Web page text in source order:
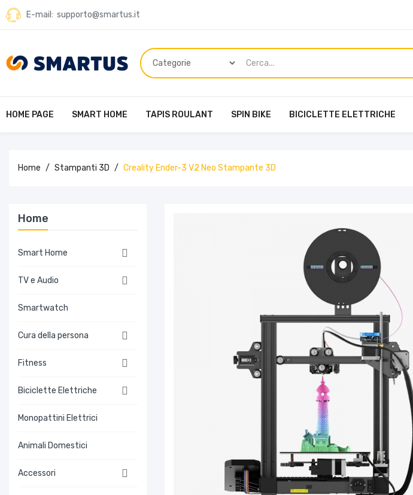
E-mail: supporto@smartus.it
HOME PAGE SMART HOME TAPIS ROULANT SPIN BIKE BICICLETTE ELETTRICHE
Home Stampanti 3D Creality Ender-3 V2 Neo Stampante 3D
Home
Smart Home 
TV e Audio 
Smartwatch
Cura della persona 
Fitness 
Biciclette Elettriche 
Monopattini Elettrici
Animali Domestici
Accessori 